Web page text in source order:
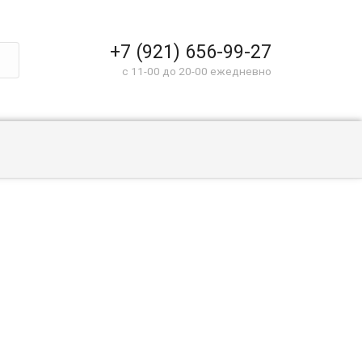
+7 (921) 656-99-27
c 11-00 до 20-00 ежедневно